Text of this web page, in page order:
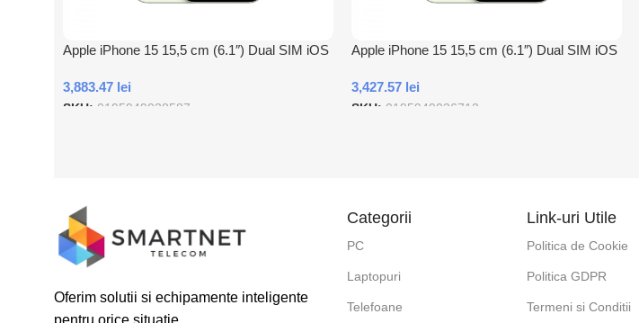
Apple iPhone 15 15,5 cm (6.1″) Dual SIM iOS
3,883.47 lei
SKU: 0195949038587
Apple iPhone 15 15,5 cm (6.1″) Dual SIM iOS
3,427.57 lei
SKU: 0195949036712
Oferim solutii si echipamente inteligente
Categorii
PC
Laptopuri
Telefoane
Link-uri Utile
Politica de Cookie
Politica GDPR
Termeni si Conditii